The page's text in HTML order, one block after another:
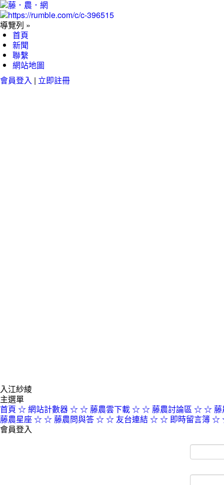
導覽列 »
首頁
新聞
聯繫
網站地圖
會員登入 | 立即註冊
入江紗綾
主選單
首頁 ☆ 網站計數器 ☆☆ 藤農雲下載 ☆☆ 藤農討論區 ☆☆ 藤
藤農星座 ☆☆ 藤農問與答 ☆☆ 友台連結 ☆☆ 即時留言簿 ☆
會員登入